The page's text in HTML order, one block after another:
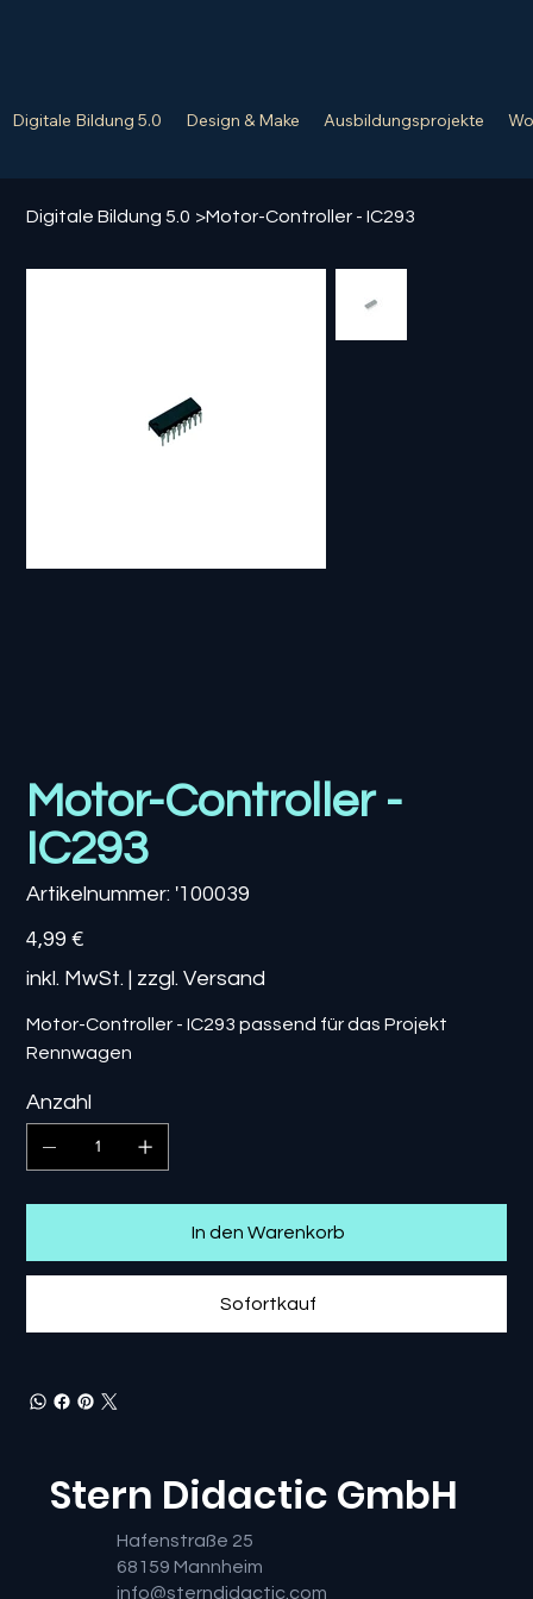
Digitale Bildung 5.0 Design & Make Ausbildungsprojekte
Digitale Bildung 5.0 >Motor-Controller - IC293
Motor-Controller -
IC293
Artikelnummer: Artikelnummer:
'100039
'100039
Preis
4,99 €
inkl. MwSt. | zzgl. Versand
Motor-Controller - IC293 passend für das Projekt
Rennwagen
Anzahl
In den Warenkorb
Sofortkauf
Stern Didactic GmbH
Hafenstraße 25
68159 Mannheim
info@sterndidactic.com